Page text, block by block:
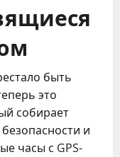
быть
это
собирает
и
часы с GPS-